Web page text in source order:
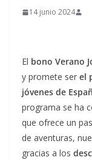
14 junio 2024
El bono Verano
y promete ser el
jóvenes de
programa se ha
que ofrece un
de aventuras,
gracias a los